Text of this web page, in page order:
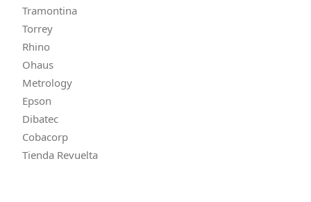
Tramontina
Torrey
Rhino
Ohaus
Metrology
Epson
Dibatec
Cobacorp
Tienda Revuelta